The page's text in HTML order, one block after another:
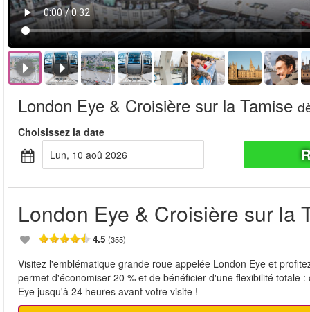
London Eye & Croisière sur la Tamise
Choisissez la date
lun, 10 aoû 2026
London Eye & Croisière sur la
4.5 (355)
Visitez l'emblématique grande roue appelée London Eye et
permet d'économiser 20 % et de bénéficier d'une flexibilité totale
Eye jusqu'à 24 heures avant votre visite !